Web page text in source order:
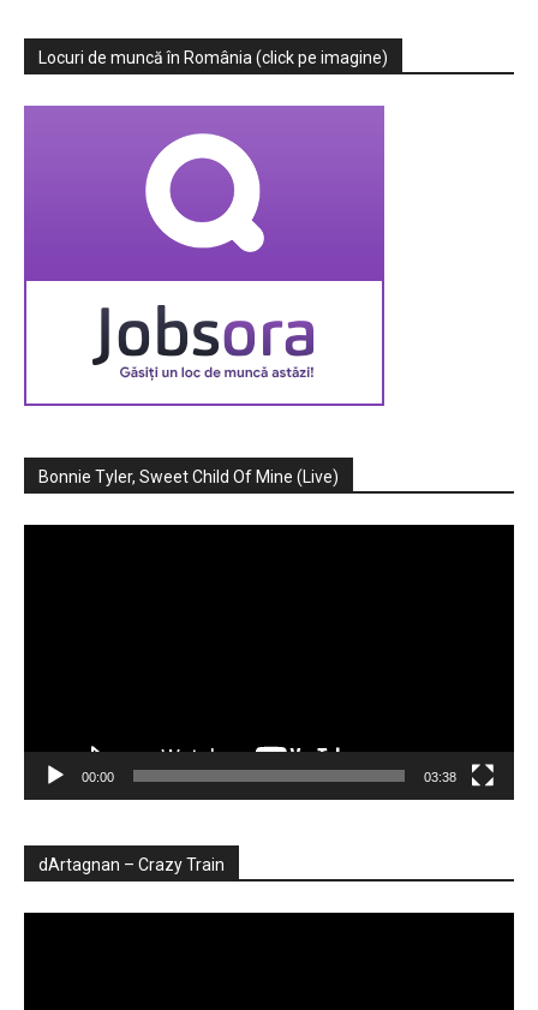
Locuri de muncă în România (click pe imagine)
Bonnie Tyler, Sweet Child Of Mine (Live)
00:00 03:38
dArtagnan – Crazy Train